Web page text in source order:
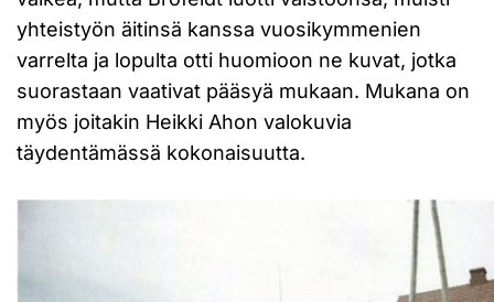
yhteistyön äitinsä kanssa vuosikymmenien
varrelta ja lopulta otti huomioon ne kuvat, jotka
suorastaan vaativat pääsyä mukaan. Mukana on
myös joitakin Heikki Ahon valokuvia
täydentämässä kokonaisuutta.